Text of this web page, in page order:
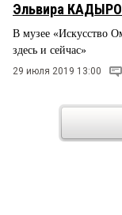
Эльвира
В музее «Искусство
здесь и сейчас»
29 июля 2019 13:00